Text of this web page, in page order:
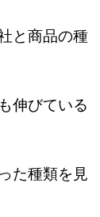
と商品の種
伸びている
た種類を見